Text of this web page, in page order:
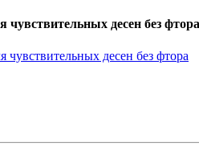
десен без фтора